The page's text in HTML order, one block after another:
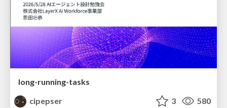
long-running-tasks
cipepser
3 580